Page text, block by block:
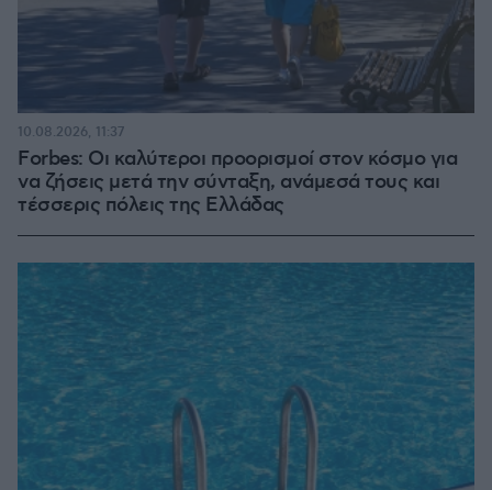
Forbes: Οι καλύτεροι προορισμοί στον κόσμο για
να ζήσεις μετά την σύνταξη, ανάμεσά τους και
τέσσερις πόλεις της Ελλάδας
10.08.2026, 11:37